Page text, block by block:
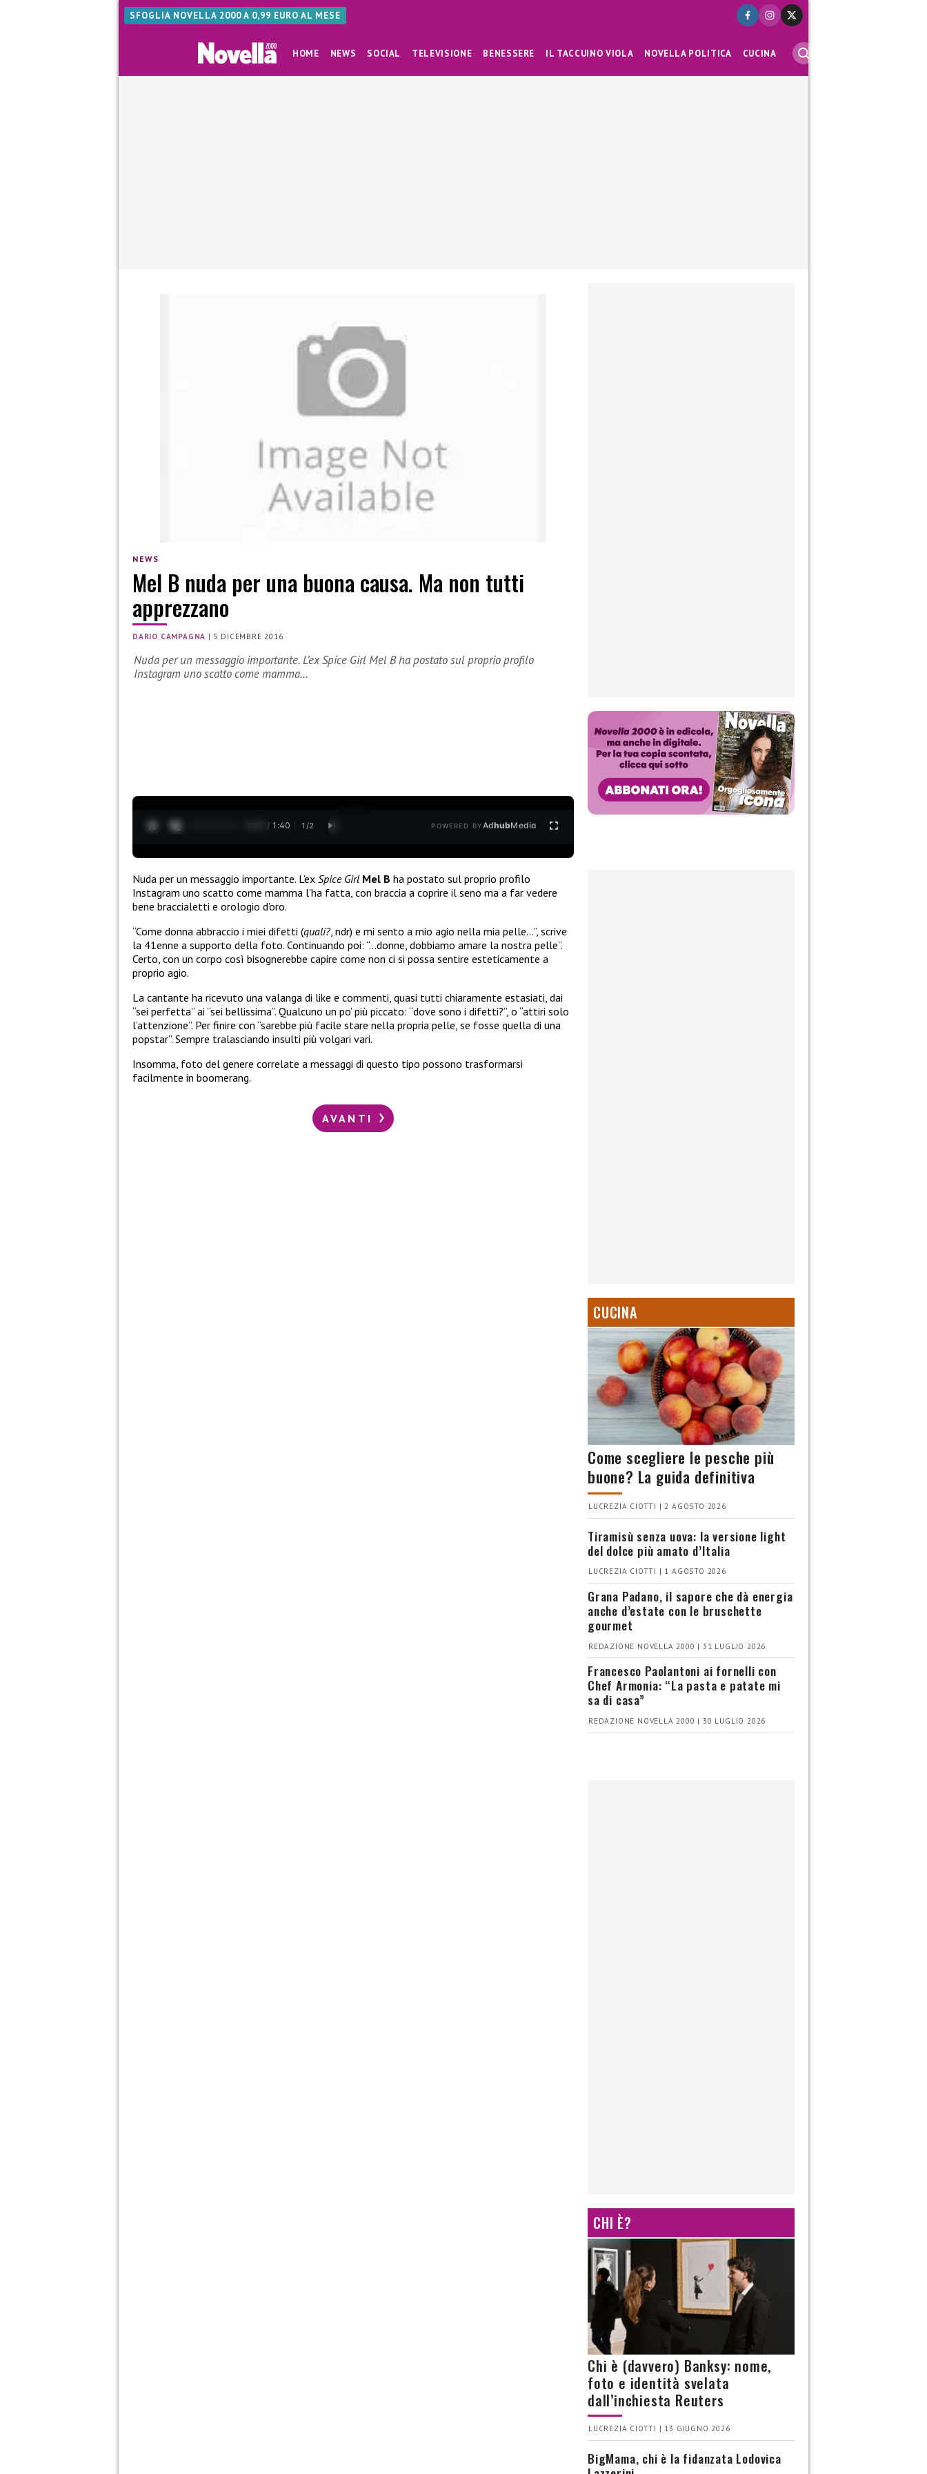
SFOGLIA NOVELLA 2000 A 0,99 EURO AL MESE
HOME NEWS SOCIAL TELEVISIONE BENESSERE IL TACCUINO VIOLA NOVELLA POLITICA CUCINA
NEWS
Mel B nuda per una buona causa. Ma non tutti
apprezzano
DARIO CAMPAGNA | 5 DICEMBRE 2016
Nuda per un messaggio importante. L’ex Spice Girl Mel B ha postato sul proprio profilo
Instagram uno scatto come mamma…
0:26 / 1:40 1 /2 POWERED BYAdhubMedia
Nuda per un messaggio importante. L’ex Spice Girl Mel B ha postato sul proprio profilo
Instagram uno scatto come mamma l’ha fatta, con braccia a coprire il seno ma a far vedere
bene braccialetti e orologio d’oro.
“Come donna abbraccio i miei difetti (quali? , ndr) e mi sento a mio agio nella mia pelle…”, scrive
la 41enne a supporto della foto. Continuando poi: “…donne, dobbiamo amare la nostra pelle”.
Certo, con un corpo così bisognerebbe capire come non ci si possa sentire esteticamente a
proprio agio.
La cantante ha ricevuto una valanga di like e commenti, quasi tutti chiaramente estasiati, dai
“sei perfetta” ai “sei bellissima”. Qualcuno un po’ più piccato: “dove sono i difetti?”, o “attiri solo
l’attenzione”. Per finire con “sarebbe più facile stare nella propria pelle, se fosse quella di una
popstar”. Sempre tralasciando insulti più volgari vari.
Insomma, foto del genere correlate a messaggi di questo tipo possono trasformarsi
facilmente in boomerang.
AVANTI
CUCINA
Come scegliere le pesche più
buone? La guida definitiva
LUCREZIA CIOTTI | 2 AGOSTO 2026
Tiramisù senza uova: la versione light
del dolce più amato d’Italia
LUCREZIA CIOTTI | 1 AGOSTO 2026
Grana Padano, il sapore che dà energia
anche d’estate con le bruschette
gourmet
REDAZIONE NOVELLA 2000 | 31 LUGLIO 2026
Francesco Paolantoni ai fornelli con
Chef Armonia: “La pasta e patate mi
sa di casa”
REDAZIONE NOVELLA 2000 | 30 LUGLIO 2026
CHI È?
Chi è (davvero) Banksy: nome,
foto e identità svelata
dall’inchiesta Reuters
LUCREZIA CIOTTI | 13 GIUGNO 2026
BigMama, chi è la fidanzata Lodovica